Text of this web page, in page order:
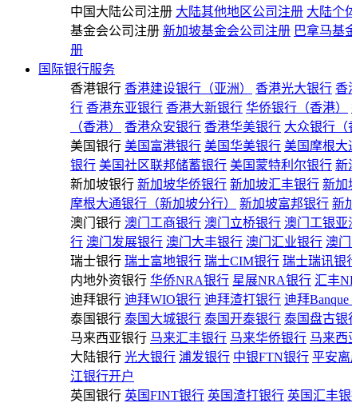
中国大陆公司注册 大陆其他地区公司注册 大陆个
基金会公司注册 新加坡基金会公司注册 巴拿马基
册
国际银行服务
香港银行 香港建设银行（亚洲） 香港光大银行 香
行 香港东亚银行 香港大新银行 华侨银行（香港）
（香港）
香港众安银行 香港华美银行 大众银行（
美国银行 美国富港银行 美国华美银行 美国摩根大
银行 美国社区联邦储蓄银行 美国蒙特利尔银行 新
新加坡银行 新加坡华侨银行 新加坡汇丰银行 新加
摩根大通银行（新加坡分行）
新加坡富邦银行 新
澳门银行 澳门工商银行 澳门立桥银行 澳门工银亚
行 澳门发展银行 澳门大丰银行 澳门汇业银行 澳
瑞士银行 瑞士富地银行 瑞士CIM银行 瑞士瑞讯银
内地外资银行 华侨NRA银行 星展NRA银行 汇丰
迪拜银行 迪拜WIO银行 迪拜渣打银行 迪拜
泰国银行 泰国大城银行 泰国开泰银行 泰国盘古银
马来西亚银行 马来汇丰银行 马来华侨银行 马来西
大陆银行 光大银行 浦发银行 中银FTN银行 平安
江银行开户
英国银行 英国FINT银行 英国渣打银行 英国汇丰